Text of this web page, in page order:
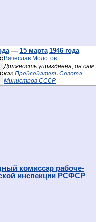
— 15 марта 1946 года
Вячеслав Молотов
Должность упразднена; он сам
как Председатель Совета
Министров СССР
комиссар рабоче-
инспекции РСФСР